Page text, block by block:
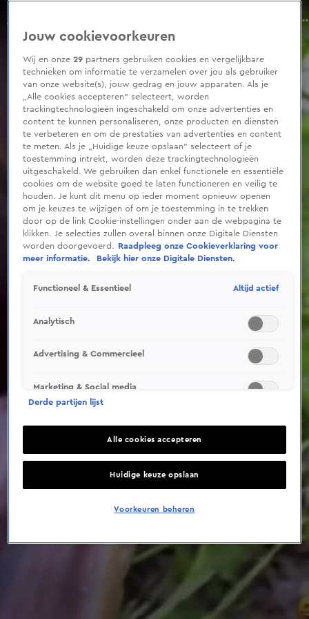
Freek Vonk shockeert met doodenge beelden
of
Jouw cookievoorkeuren
Wij en onze29 partners gebruiken cookies en vergelijkbare
technieken om informatie te verzamelen over jou als gebruiker
van onze website(s), jouw gedrag en jouw apparaten. Als je
„Alle cookies accepteren” selecteert, worden
trackingtechnologieën ingeschakeld om onze advertenties en
content te kunnen personaliseren, onze producten en diensten
te verbeteren en om de prestaties van advertenties en content
te meten. Als je „Huidige keuze opslaan” selecteert of je
toestemming intrekt, worden deze trackingtechnologieën
uitgeschakeld. We gebruiken dan enkel functionele en essentiële
cookies om de website goed te laten functioneren en veilig te
houden. Je kunt dit menu op ieder moment opnieuw openen
om je keuzes te wijzigen of om je toestemming in te trekken
door op de link Cookie-instellingen onder aan de webpagina te
klikken. Je selecties zullen overal binnen onze Digitale Diensten
worden doorgevoerd.
Raadpleeg onze Cookieverklaring voor
meer informatie.
Bekijk hier onze Digitale Diensten.
Functioneel & Essentieel Altijd actief
Analytisch
Advertising & Commercieel
Marketing & Social media
Derde partijen lijst
Alle cookies accepteren
Huidige keuze opslaan
Voorkeuren beheren